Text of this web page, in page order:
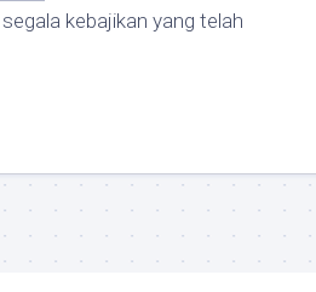
kebajikan yang telah